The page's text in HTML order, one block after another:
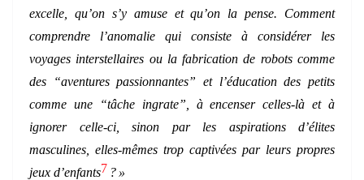
excelle, qu’on s’y amuse et qu’on la pense. Comment
comprendre l’anomalie qui consiste à considérer les
voyages interstellaires ou la fabrication de robots comme
des “aventures passionnantes” et l’éducation des petits
comme une “tâche ingrate”, à encenser celles-là et à
ignorer celle-ci, sinon par les aspirations d’élites
masculines, elles-mêmes trop captivées par leurs propres
jeux d’enfants7 ? »